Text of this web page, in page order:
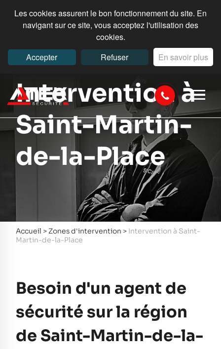
Les cookies assurent le bon fonctionnement du site. En
navigant sur ce site, vous acceptez l'utilisation des
cookies.
Accepter
Refuser En savoir plus
Intervention à
Saint-Martin-
de-la-Place
Accueil > Zones d'intervention > Intervention à Saint-
Martin-de-la-Place
Besoin d'un agent de
sécurité sur la région
de Saint-Martin-de-la-